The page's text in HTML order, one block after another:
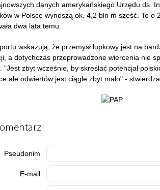
danych amerykańskiego Urzędu ds.
w Polsce wynoszą ok. 4,2 bln m sześć. To o
dwa lata temu.
wskazują, że przemysł łupkowy jest na
a dotychczas przeprowadzone wiercenia nie
"Jest zbyt wcześnie, by skreślać potencjał
ale odwiertów jest ciągle zbyt mało" -
Pseudonim
E-mail